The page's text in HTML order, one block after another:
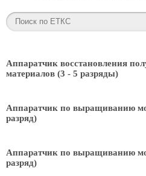
Аппаратчик восстановления
материалов (3 - 5 разряды)
Аппаратчик по выращиванию
разряд)
Аппаратчик по выращиванию
разряд)